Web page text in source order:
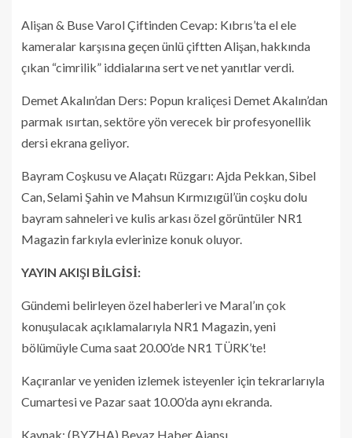
Alişan & Buse Varol Çiftinden Cevap: Kıbrıs’ta el ele
kameralar karşısına geçen ünlü çiftten Alişan, hakkında
çıkan “cimrilik” iddialarına sert ve net yanıtlar verdi.
Demet Akalın’dan Ders: Popun kraliçesi Demet Akalın’dan
parmak ısırtan, sektöre yön verecek bir profesyonellik
dersi ekrana geliyor.
Bayram Coşkusu ve Alaçatı Rüzgarı: Ajda Pekkan, Sibel
Can, Selami Şahin ve Mahsun Kırmızıgül’ün coşku dolu
bayram sahneleri ve kulis arkası özel görüntüler NR1
Magazin farkıyla evlerinize konuk oluyor.
YAYIN AKIŞI BİLGİSİ:
Gündemi belirleyen özel haberleri ve Maral’ın çok
konuşulacak açıklamalarıyla NR1 Magazin, yeni
bölümüyle Cuma saat 20.00’de NR1 TÜRK’te!
Kaçıranlar ve yeniden izlemek isteyenler için tekrarlarıyla
Cumartesi ve Pazar saat 10.00’da aynı ekranda.
Kaynak: (BYZHA) Beyaz Haber Ajansı